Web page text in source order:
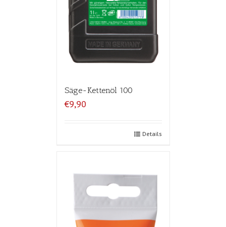
Säge-Kettenöl 100
€9,90
Details